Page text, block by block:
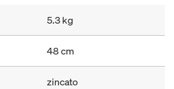
5.3 kg
48 cm
zincato